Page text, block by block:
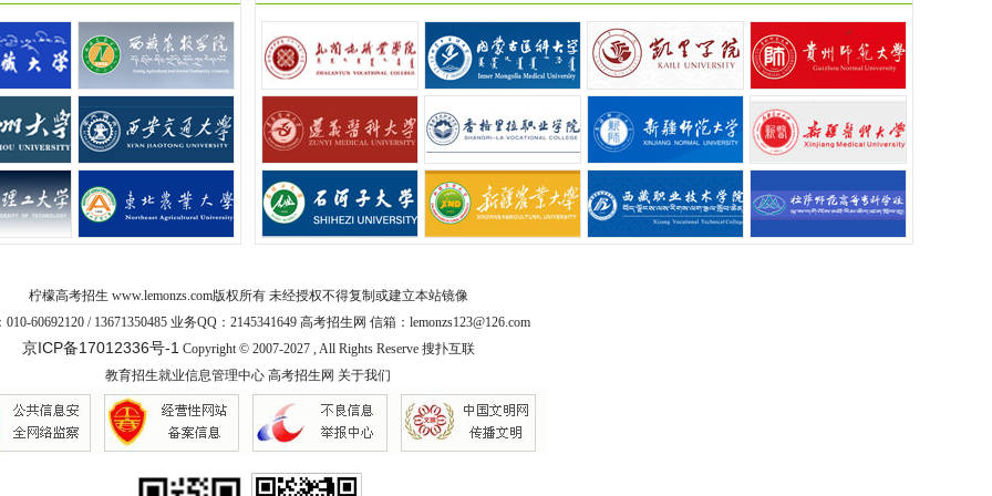
柠檬高考招生 www.lemonzs.com版权所有 未经授权不得复制或建立本站镜像
010-60692120 / 13671350485 业务QQ：2145341649 高考招生网 信箱：lemonzs123@126.com
京ICP备17012336号-1Copyright © 2007-2027 , All Rights Reserve 搜扑互联
教育招生就业信息管理中心 高考招生网 关于我们